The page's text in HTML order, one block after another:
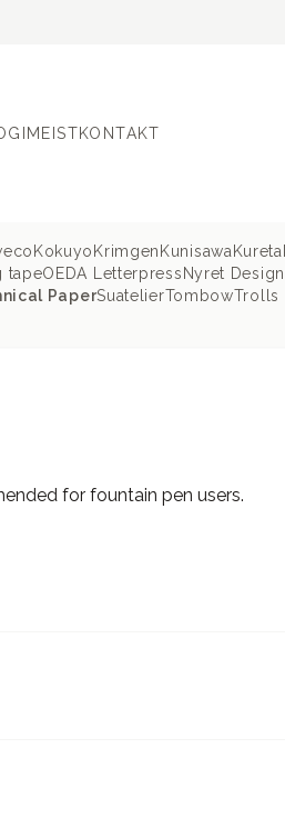
MEISTKONTAKT
Kokuyo Krimgen Kunisawa
tapeOEDA Letterpress Nyret Design
PaperSuatelierTombowTrolls
for fountain pen users.